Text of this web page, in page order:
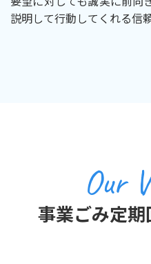
説明して行動してくれる信
Our
事業ごみ定